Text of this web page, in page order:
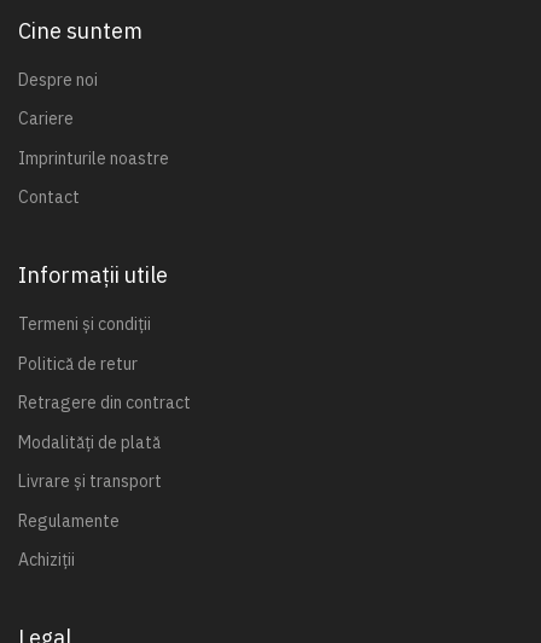
Cine suntem
Despre noi
Cariere
Imprinturile noastre
Contact
Informații utile
Termeni și condiții
Politică de retur
Retragere din contract
Modalități de plată
Livrare și transport
Regulamente
Achiziții